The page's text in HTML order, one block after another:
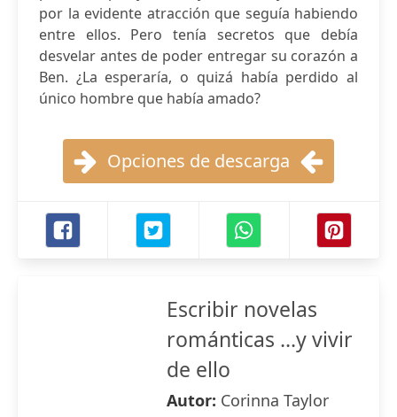
por la evidente atracción que seguía habiendo
entre ellos. Pero tenía secretos que debía
desvelar antes de poder entregar su corazón a
Ben. ¿La esperaría, o quizá había perdido al
único hombre que había amado?
Opciones de descarga
Escribir novelas
románticas ...y vivir
de ello
Autor: Corinna Taylor